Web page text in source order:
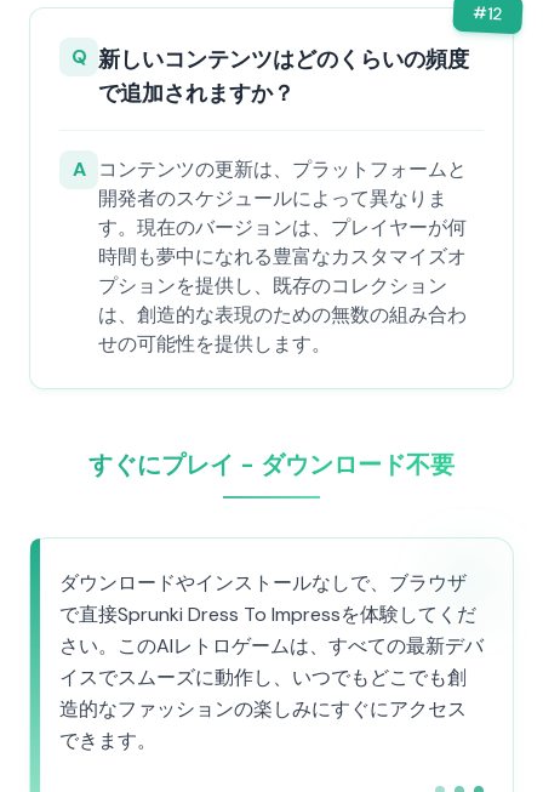
#12
Q 新しいコンテンツはどのくらいの頻度
で追加されますか？
A コンテンツの更新は、プラットフォームと
開発者のスケジュールによって異なりま
す。現在のバージョンは、プレイヤーが何
時間も夢中になれる豊富なカスタマイズオ
プションを提供し、既存のコレクション
は、創造的な表現のための無数の組み合わ
せの可能性を提供します。
すぐにプレイ - ダウンロード不要
ダウンロードやインストールなしで、ブラウザ
で直接Sprunki Dress To Impressを体験してくだ
さい。このAIレトロゲームは、すべての最新デバ
イスでスムーズに動作し、いつでもどこでも創
造的なファッションの楽しみにすぐにアクセス
できます。